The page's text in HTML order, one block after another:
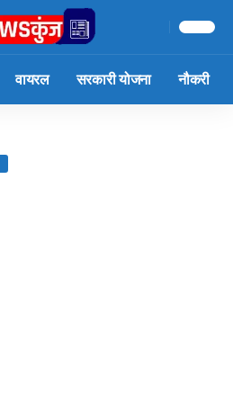
वायरल सरकारी योजना नौकरी